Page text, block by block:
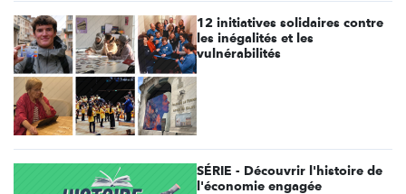
12 initiatives solidaires contre
les inégalités et les
vulnérabilités
SÉRIE - Découvrir l'histoire de
l'économie engagée